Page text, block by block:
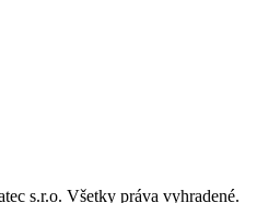
s.r.o. Všetky práva vyhradené.